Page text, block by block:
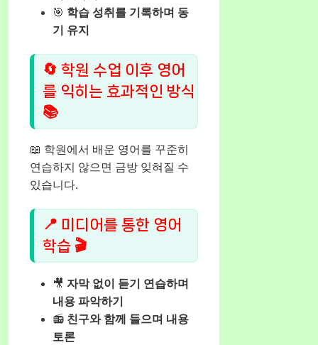
🎯 학습 성취를 기록하며 동
기 유지
🔄 학원 수업 이후 영어
를 익히는 효과적인 방식
📚
📖 학원에서 배운 영어를 꾸준히
연습하지 않으면 금방 잊혀질 수
있습니다.
📍 미디어를 통한 영어
학습 🎬
🎥 자막 없이 듣기 연습하며
내용 파악하기
📻 친구와 함께 들으며 내용
토론